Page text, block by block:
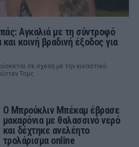
Αγκαλιά με τη σύντροφό
κοινή βραδινή έξοδος για
σε σχέση με την εικαστικό
Τομς
Ο Μπρούκλιν Μπέκαμ έβρασε
μακαρόνια με θαλασσινό νερό
και δέχτηκε ανελέητο
τρολάρισμα online